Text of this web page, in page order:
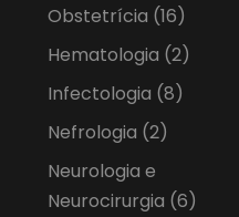
Obstetrícia (16)
Hematologia (2)
Infectologia (8)
Nefrologia (2)
Neurologia e
Neurocirurgia (6)